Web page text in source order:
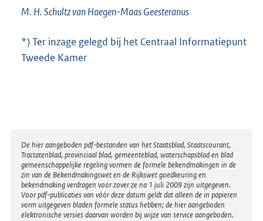
M. H.Schultz van Haegen-Maas Geesteranus
*) Ter inzage gelegd bij het Centraal Informatiepunt
Tweede Kamer
Disclaimer
De hier aangeboden pdf-bestanden van het Staatsblad, Staatscourant,
Tractatenblad, provinciaal blad, gemeenteblad, waterschapsblad en blad
gemeenschappelijke regeling vormen de formele bekendmakingen in de
zin van de Bekendmakingswet en de Rijkswet goedkeuring en
bekendmaking verdragen voor zover ze na 1 juli 2009 zijn uitgegeven.
Voor pdf-publicaties van vóór deze datum geldt dat alleen de in papieren
vorm uitgegeven bladen formele status hebben; de hier aangeboden
elektronische versies daarvan worden bij wijze van service aangeboden.